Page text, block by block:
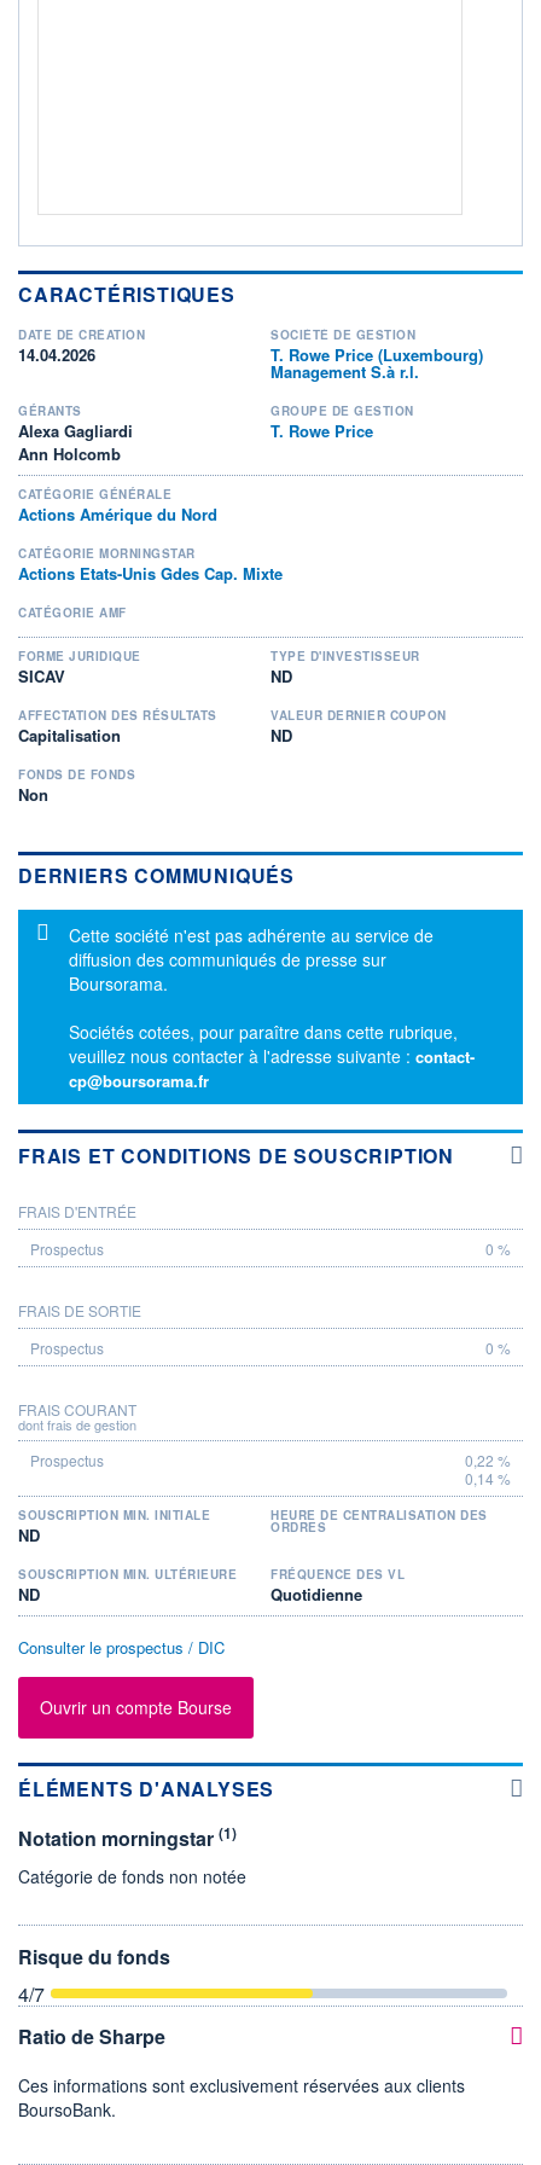
+ PORTEFEUILLE + LISTE
CARACTÉRISTIQUES
DATE DE CRÉATION
14.04.2026
SOCIÉTÉ DE GESTION
T. Rowe Price (Luxembourg)
Management S.à r.l.
GÉRANTS
Alexa Gagliardi
Ann Holcomb
GROUPE DE GESTION
T. Rowe Price
CATÉGORIE GÉNÉRALE
Actions Amérique du Nord
CATÉGORIE MORNINGSTAR
Actions Etats-Unis Gdes Cap. Mixte
CATÉGORIE AMF
FORME JURIDIQUE
SICAV
TYPE D'INVESTISSEUR
ND
AFFECTATION DES RÉSULTATS
Capitalisation
VALEUR DERNIER COUPON
ND
FONDS DE FONDS
Non
DERNIERS COMMUNIQUÉS
Message d'information
Cette société n'est pas adhérente au service de
diffusion des communiqués de presse sur
Boursorama.
Sociétés cotées, pour paraître dans cette rubrique,
veuillez nous contacter à l'adresse suivante : contact-
cp@boursorama.fr
FRAIS ET CONDITIONS DE SOUSCRIPTION
PROSPECTUS
FRAIS D'ENTRÉE
0 %
FRAIS DE SORTIE
0 %
FRAIS COURANT
dont frais de gestion
0,22 %
0,14 %
SOUSCRIPTION MIN. INITIALE
ND
HEURE DE CENTRALISATION DES
ORDRES
SOUSCRIPTION MIN. ULTÉRIEURE
ND
FRÉQUENCE DES VL
Quotidienne
Consulter le prospectus / DIC
Ouvrir un compte Bourse
ÉLÉMENTS D'ANALYSES
Notation morningstar (1)
Catégorie de fonds non notée
Risque du fonds
4/7
Ratio de Sharpe
Ces informations sont exclusivement réservées aux clients
BoursoBank.